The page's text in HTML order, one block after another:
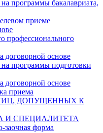
программы бакалавриата,
приеме
профессионального
основе
программы подготовки
основе
приема
ДОПУЩЕННЫХ К
И СПЕЦИАЛИТЕТА
заочная форма